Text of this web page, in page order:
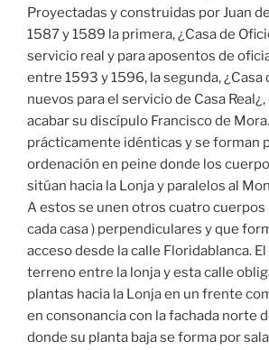
Proyectadas y construidas por Juan
1587 y 1589 la primera, ¿Casa de
servicio real y para aposentos de
entre 1593 y 1596, la segunda, ¿Casa
nuevos para el servicio de Casa
acabar su discípulo Francisco de
prácticamente idénticas y se forman
ordenación en peine donde los
sitúan hacia la Lonja y paralelos al
A estos se unen otros cuatro cuerpos
cada casa ) perpendiculares y que
acceso desde la calle Floridablanca.
terreno entre la lonja y esta calle
plantas hacia la Lonja en un frente
en consonancia con la fachada norte
donde su planta baja se forma por